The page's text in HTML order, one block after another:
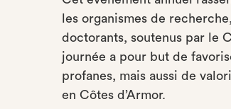
les organismes de
doctorants, soutenus par le
journée a pour but de
profanes, mais aussi de
en Côtes d’Armor.